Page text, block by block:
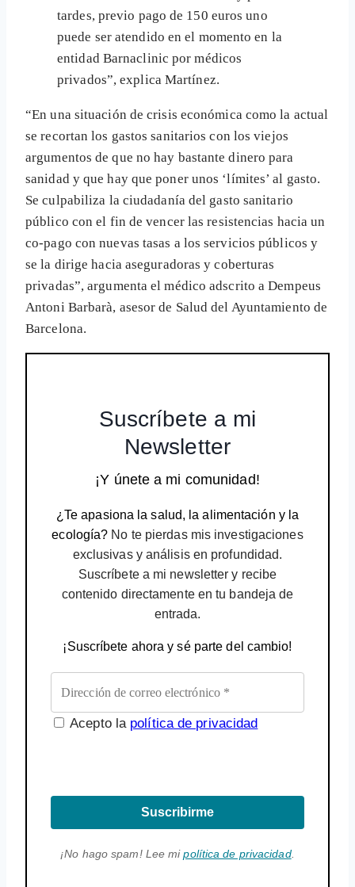
tardes, previo pago de 150 euros uno
puede ser atendido en el momento en la
entidad Barnaclinic por médicos
privados”, explica Martínez.
“En una situación de crisis económica como la actual
se recortan los gastos sanitarios con los viejos
argumentos de que no hay bastante dinero para
sanidad y que hay que poner unos ‘límites’ al gasto.
Se culpabiliza la ciudadanía del gasto sanitario
público con el fin de vencer las resistencias hacia un
co-pago con nuevas tasas a los servicios públicos y
se la dirige hacia aseguradoras y coberturas
privadas”, argumenta el médico adscrito a Dempeus
Antoni Barbarà, asesor de Salud del Ayuntamiento de
Barcelona.
Suscríbete a mi
Newsletter
¡Y únete a mi comunidad!
¿Te apasiona la salud, la alimentación y la
ecología? No te pierdas mis investigaciones
exclusivas y análisis en profundidad.
Suscríbete a mi newsletter y recibe
contenido directamente en tu bandeja de
entrada.
¡Suscríbete ahora y sé parte del cambio!
Acepto la política de privacidad
Suscribirme
¡No hago spam! Lee mipolítica de privacidad.